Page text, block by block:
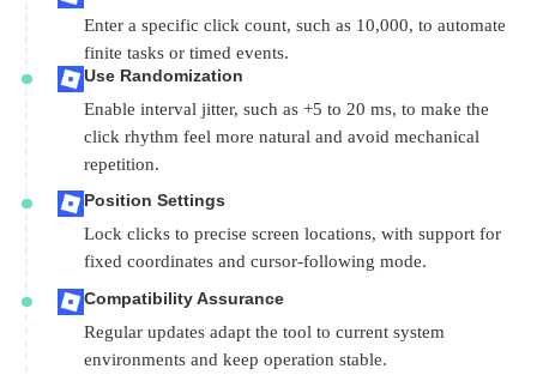
Enter a specific click count, such as 10,000, to automate
finite tasks or timed events.
Use Randomization
Enable interval jitter, such as +5 to 20 ms, to make the
click rhythm feel more natural and avoid mechanical
repetition.
Position Settings
Lock clicks to precise screen locations, with support for
fixed coordinates and cursor-following mode.
Compatibility Assurance
Regular updates adapt the tool to current system
environments and keep operation stable.